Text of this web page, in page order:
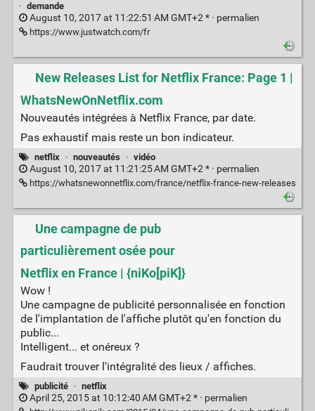
· demande
August 10, 2017 at 11:22:51 AM GMT+2 * · permalien
https://www.justwatch.com/fr
New Releases List for Netflix France: Page 1 |
WhatsNewOnNetflix.com
Nouveautés intégrées à Netflix France, par date.
Pas exhaustif mais reste un bon indicateur.
netflix · nouveautés · vidéo
August 10, 2017 at 11:21:25 AM GMT+2 * · permalien
https://whatsnewonnetflix.com/france/netflix-france-new-releases
Une campagne de pub
particulièrement osée pour
Netflix en France | {niKo[piK]}
Wow !
Une campagne de publicité personnalisée en fonction
de l'implantation de l'affiche plutôt qu'en fonction du
public...
Intelligent... et onéreux ?
Faudrait trouver l'intégralité des lieux / affiches.
publicité · netflix
April 25, 2015 at 10:12:40 AM GMT+2 * · permalien